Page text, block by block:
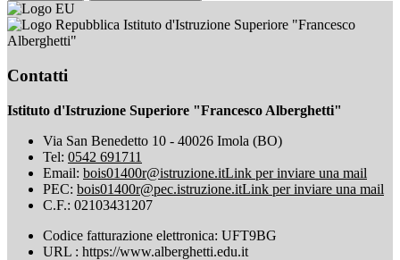
Istituto d'Istruzione Superiore "Francesco
Alberghetti"
Contatti
Istituto d'Istruzione Superiore "Francesco Alberghetti"
Via San Benedetto 10 - 40026 Imola (BO)
Tel: 0542 691711
Email: bois01400r@istruzione.itLink per inviare una mail
PEC: bois01400r@pec.istruzione.itLink per inviare una mail
C.F.: 02103431207
Codice fatturazione elettronica: UFT9BG
URL : https://www.alberghetti.edu.it